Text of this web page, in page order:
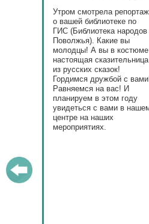
Утром смотрела репортаж
о вашей библиотеке по
ГИС (Библиотека народов
Поволжья). Какие вы
молодцы! А вы в костюме
настоящая сказительница
из русских сказок!
Гордимся дружбой с вами!
Равняемся на вас! И
планируем в этом году
увидеться с вами в нашем
центре на наших
мероприятиях.